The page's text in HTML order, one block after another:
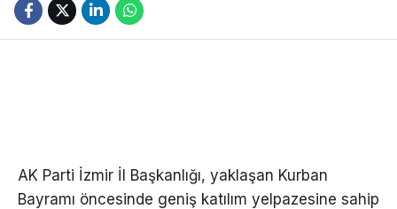
AK Parti İzmir İl Başkanlığı, yaklaşan Kurban
Bayramı öncesinde geniş katılım yelpazesine sahip